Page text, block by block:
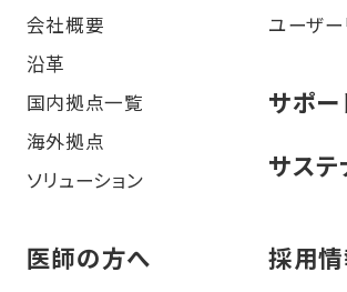
会社概要
沿⾰
国内拠点一覧
海外拠点
ソリューション
ユーザー
サポー
サステ
医師の⽅へ 採⽤